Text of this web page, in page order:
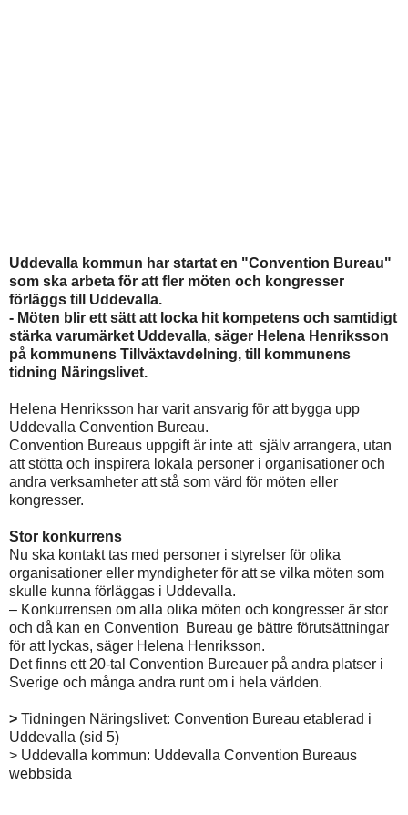
Uddevalla kommun har startat en "Convention Bureau"
som ska arbeta för att fler möten och kongresser
förläggs till Uddevalla.
- Möten blir ett sätt att locka hit kompetens och samtidigt
stärka varumärket Uddevalla, säger Helena Henriksson
på kommunens Tillväxtavdelning, till kommunens
tidning Näringslivet.
Helena Henriksson har varit ansvarig för att bygga upp
Uddevalla Convention Bureau.
Convention Bureaus uppgift är inte att själv arrangera, utan
att stötta och inspirera lokala personer i organisationer och
andra verksamheter att stå som värd för möten eller
kongresser.
Stor konkurrens
Nu ska kontakt tas med personer i styrelser för olika
organisationer eller myndigheter för att se vilka möten som
skulle kunna förläggas i Uddevalla.
– Konkurrensen om alla olika möten och kongresser är stor
och då kan en Convention Bureau ge bättre förutsättningar
för att lyckas, säger Helena Henriksson.
Det finns ett 20-tal Convention Bureauer på andra platser i
Sverige och många andra runt om i hela världen.
> Tidningen Näringslivet: Convention Bureau etablerad i
Uddevalla (sid 5)
> Uddevalla kommun: Uddevalla Convention Bureaus
webbsida